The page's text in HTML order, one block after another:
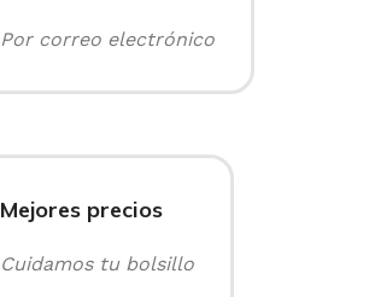
Por correo electrónico
Mejores precios
Cuidamos tu bolsillo